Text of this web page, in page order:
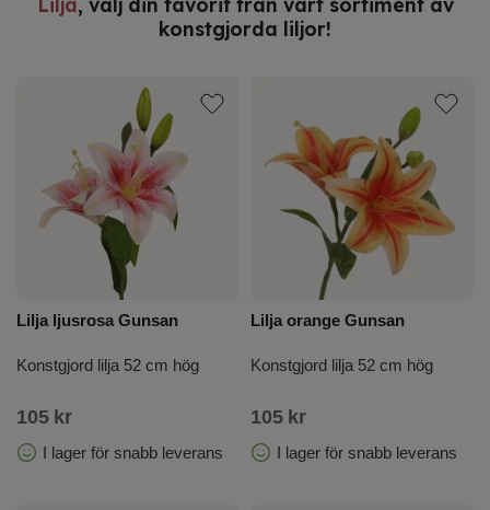
förblir alltid i full blom.
Med högkvalitativa material och färgrika
hem eller arbetsplats, idealisk för varje
inredningsstil. Upplev skönheten hos blommor
året runt utan ansträngning och låt
konstgjorda liljor bli den perfekta prydnaden
konstgjorda liljor!
Lilja ljusrosa Gunsan
Konstgjord lilja 52 cm hög
105 kr
I lager för snabb leverans
Lilja orange Gunsan
Konstgjord lilja 52 cm hög
105 kr
I lager för snabb leverans